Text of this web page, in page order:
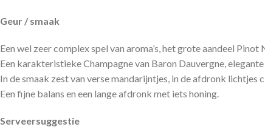
Geur / smaak
Een wel zeer complex spel van aroma’s, het grote aandeel
Een karakteristieke Champagne van Baron Dauvergne,
In de smaak zest van verse mandarijntjes, in de afdronk lichtjes
Een fijne balans en een lange afdronk met iets honing.
Serveersuggestie